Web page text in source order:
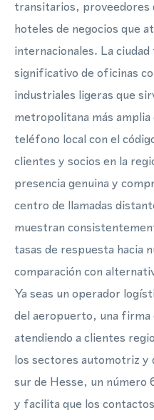
transitarios, proveedores
hoteles de negocios que
internacionales. La
significativo de oficinas
industriales ligeras que
metropolitana más
teléfono local con el
clientes y socios en la
presencia genuina y
centro de llamadas
muestran
tasas de respuesta hacia
comparación con
Ya seas un operador
del aeropuerto, una
atendiendo a clientes
los sectores automotriz y
sur de Hesse, un
y facilita que los